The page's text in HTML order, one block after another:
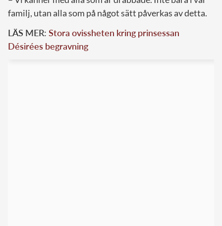
familj, utan alla som på något sätt påverkas av detta.
LÄS MER: Stora ovissheten kring prinsessan
Désirées begravning